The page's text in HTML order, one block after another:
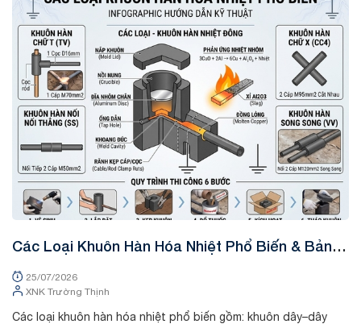
Các Loại Khuôn Hàn Hóa Nhiệt Phổ Biến & Bảng
25/07/2026
XNK Trường Thịnh
Các loại khuôn hàn hóa nhiệt phổ biến gồm: khuôn dây–dây